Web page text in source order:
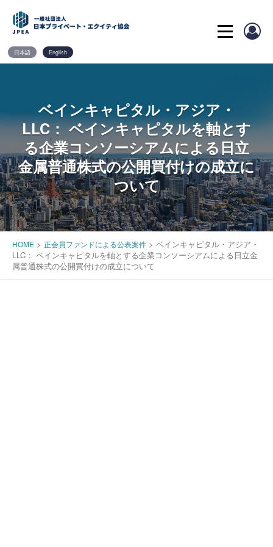
content
日本語 English
ベインキャピタル・アジア・
LLC： ベインキャピタルを軸とす
る企業コンソーシアムによる日立
金属普通株式の公開買付けの成立に
ついて
HOME > 正会員ファンドによる公表案件 > ベインキャピタル・アジア・
LLC： ベインキャピタルを軸とする企業コンソーシアムによる日立金
属普通株式の公開買付けの成立について